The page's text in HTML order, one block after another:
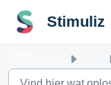
Stimuliz